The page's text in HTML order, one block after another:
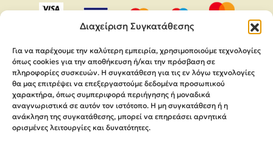
Διαχείριση Συγκατάθεσης
Για να παρέχουμε την καλύτερη εμπειρία, χρησιμοποιούμε τεχνολογίες
όπως cookies για την αποθήκευση ή/και την πρόσβαση σε
πληροφορίες συσκευών. Η συγκατάθεση για τις εν λόγω τεχνολογίες
θα μας επιτρέψει να επεξεργαστούμε δεδομένα προσωπικού
χαρακτήρα, όπως συμπεριφορά περιήγησης ή μοναδικά
αναγνωριστικά σε αυτόν τον ιστότοπο. Η μη συγκατάθεση ή η
ανάκληση της συγκατάθεσης, μπορεί να επηρεάσει αρνητικά
ορισμένες λειτουργίες και δυνατότητες.